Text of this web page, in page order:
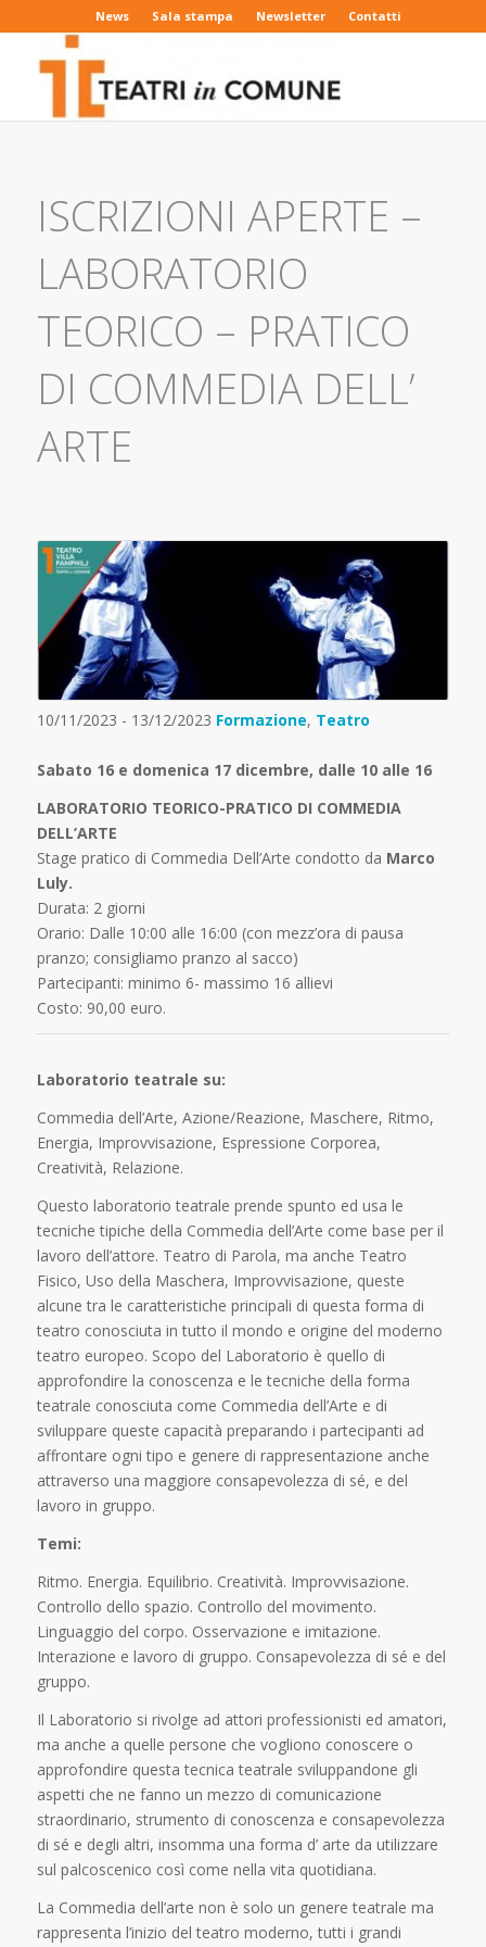
News Sala stampa Newsletter Contatti
ISCRIZIONI APERTE –
LABORATORIO
TEORICO – PRATICO
DI COMMEDIA DELL’
ARTE
10/11/2023 - 13/12/2023 Formazione, Teatro
Sabato 16 e domenica 17 dicembre, dalle 10 alle 16
LABORATORIO TEORICO-PRATICO DI COMMEDIA
DELL’ARTE
Stage pratico di Commedia Dell’Arte condotto da Marco
Luly.
Durata: 2 giorni
Orario: Dalle 10:00 alle 16:00 (con mezz’ora di pausa
pranzo; consigliamo pranzo al sacco)
Partecipanti: minimo 6- massimo 16 allievi
Costo: 90,00 euro.
Laboratorio teatrale su:
Commedia dell’Arte, Azione/Reazione, Maschere, Ritmo,
Energia, Improvvisazione, Espressione Corporea,
Creatività, Relazione.
Questo laboratorio teatrale prende spunto ed usa le
tecniche tipiche della Commedia dell’Arte come base per il
lavoro dell’attore. Teatro di Parola, ma anche Teatro
Fisico, Uso della Maschera, Improvvisazione, queste
alcune tra le caratteristiche principali di questa forma di
teatro conosciuta in tutto il mondo e origine del moderno
teatro europeo. Scopo del Laboratorio è quello di
approfondire la conoscenza e le tecniche della forma
teatrale conosciuta come Commedia dell’Arte e di
sviluppare queste capacità preparando i partecipanti ad
affrontare ogni tipo e genere di rappresentazione anche
attraverso una maggiore consapevolezza di sé, e del
lavoro in gruppo.
Temi:
Ritmo. Energia. Equilibrio. Creatività. Improvvisazione.
Controllo dello spazio. Controllo del movimento.
Linguaggio del corpo. Osservazione e imitazione.
Interazione e lavoro di gruppo. Consapevolezza di sé e del
gruppo.
Il Laboratorio si rivolge ad attori professionisti ed amatori,
ma anche a quelle persone che vogliono conoscere o
approfondire questa tecnica teatrale sviluppandone gli
aspetti che ne fanno un mezzo di comunicazione
straordinario, strumento di conoscenza e consapevolezza
di sé e degli altri, insomma una forma d’ arte da utilizzare
sul palcoscenico così come nella vita quotidiana.
La Commedia dell’arte non è solo un genere teatrale ma
rappresenta l’inizio del teatro moderno, tutti i grandi